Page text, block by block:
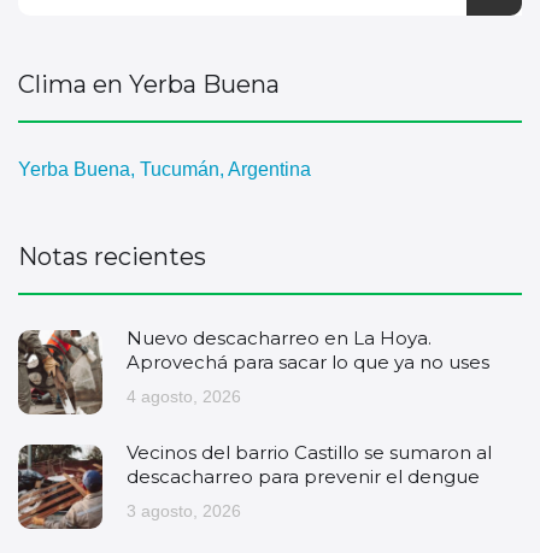
Clima en Yerba Buena
Yerba Buena, Tucumán, Argentina
Notas recientes
Nuevo descacharreo en La Hoya.
Aprovechá para sacar lo que ya no uses
4 agosto, 2026
Vecinos del barrio Castillo se sumaron al
descacharreo para prevenir el dengue
3 agosto, 2026